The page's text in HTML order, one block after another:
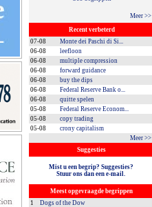
Meer >>
Recent verbeterd
07-08
Monte dei Paschi di Si...
06-08
leefloon
06-08
multiple compression
06-08
forward guidance
06-08
buy the dips
06-08
Federal Reserve Bank o...
06-08
quitte spelen
05-08
Federal Reserve Econom...
05-08
copy trading
05-08
crony capitalism
Meer >>
Suggesties
Mist u een begrip? Suggesties?
Stuur ons dan een e-mail.
Meest opgevraagde begrippen
1
Dogs of the Dow